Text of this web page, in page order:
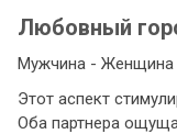
Любовный
Мужчина - Женщина
Этот аспект
Оба партнера